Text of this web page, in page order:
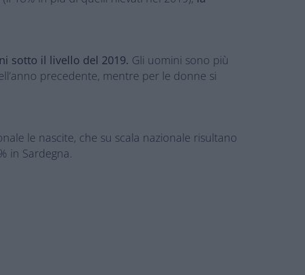
sotto il livello del 2019. Gli uomini sono più
precedente, mentre per le donne si
le nascite, che su scala nazionale risultano
in Sardegna.